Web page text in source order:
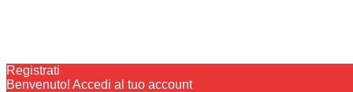
Registrati
Benvenuto! Accedi al tuo account